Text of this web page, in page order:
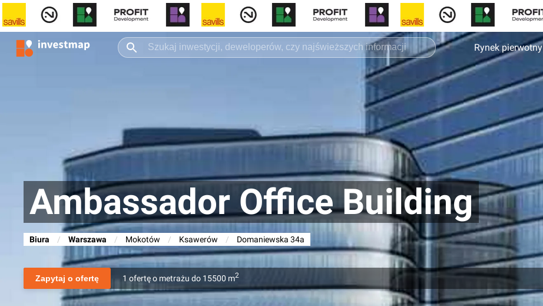
Rynek pierwotny
Ambassador Office Building
Biura / Warszawa / Mokotów / Ksawerów / Domaniewska 34a
Zapytaj o ofertę 1 ofertęo metrażu do 15500 m2